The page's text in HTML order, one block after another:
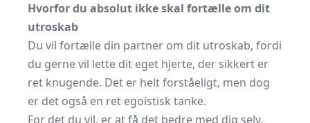
Hvorfor du absolut ikke skal fortælle om dit
utroskab
Du vil fortælle din partner om dit utroskab, fordi
du gerne vil lette dit eget hjerte, der sikkert er
ret knugende. Det er helt forståeligt, men dog
er det også en ret egoistisk tanke.
For det du vil, er at få det bedre med dig selv.